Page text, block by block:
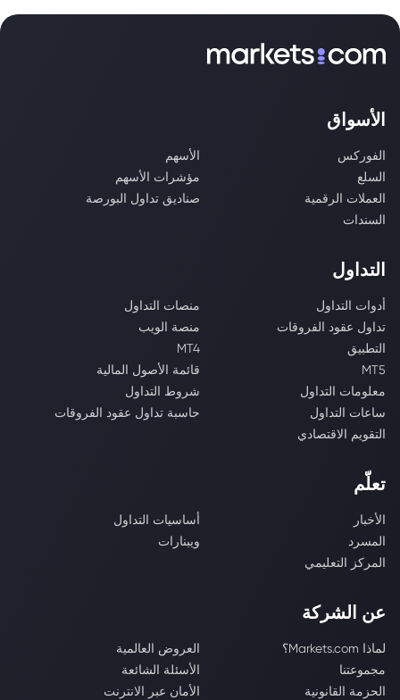
الأسواق
الفوركس
الأسهم
السلع
مؤشرات الأسهم
العملات الرقمية
صناديق تداول البورصة
السندات
التداول
أدوات التداول
منصات التداول
تداول عقود الفروقات
منصة الويب
التطبيق
MT4
MT5
قائمة الأصول المالية
معلومات التداول
شروط التداول
ساعات التداول
حاسبة تداول عقود الفروقات
التقويم الاقتصادي
تعلّم
الأخبار
أساسيات التداول
المسرد
ويبنارات
المركز التعليمي
عن الشركة
لماذا Markets.com؟
العروض العالمية
مجموعتنا
الأسئلة الشائعة
الحزمة القانونية
الأمان عبر الانترنت